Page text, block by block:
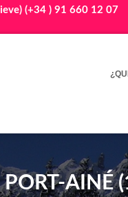
(+34 ) 91 660 12 07
PORT-AINÉ